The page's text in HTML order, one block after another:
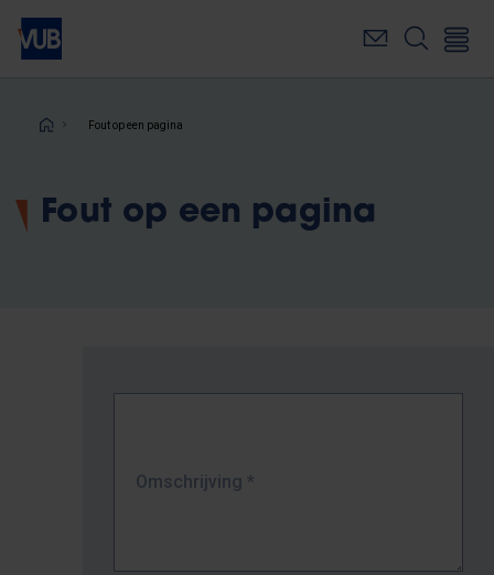
Overslaan
naar
inhoudKruimelpad
Fout op een pagina
Fout op een pagina
Omschrijving *